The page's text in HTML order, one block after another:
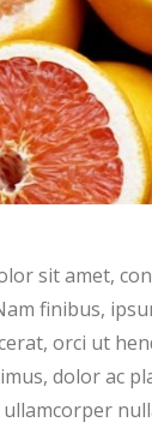
sit amet,
finibus,
orci ut
dolor ac
ullamcorper